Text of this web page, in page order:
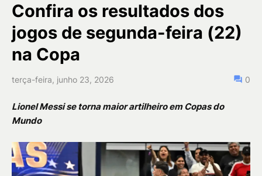
Confira os resultados dos
jogos de segunda-feira (22)
na Copa
terça-feira, junho 23, 2026 0
Lionel Messi se torna maior artilheiro em Copas do
Mundo